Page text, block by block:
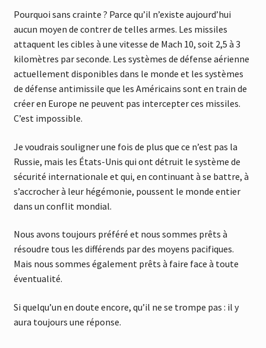
Pourquoi sans crainte ? Parce qu’il n’existe aujourd’hui
aucun moyen de contrer de telles armes. Les missiles
attaquent les cibles à une vitesse de Mach 10, soit 2,5 à 3
kilomètres par seconde. Les systèmes de défense aérienne
actuellement disponibles dans le monde et les systèmes
de défense antimissile que les Américains sont en train de
créer en Europe ne peuvent pas intercepter ces missiles.
C’est impossible.
Je voudrais souligner une fois de plus que ce n’est pas la
Russie, mais les États-Unis qui ont détruit le système de
sécurité internationale et qui, en continuant à se battre, à
s’accrocher à leur hégémonie, poussent le monde entier
dans un conflit mondial.
Nous avons toujours préféré et nous sommes prêts à
résoudre tous les différends par des moyens pacifiques.
Mais nous sommes également prêts à faire face à toute
éventualité.
Si quelqu’un en doute encore, qu’il ne se trompe pas : il y
aura toujours une réponse.